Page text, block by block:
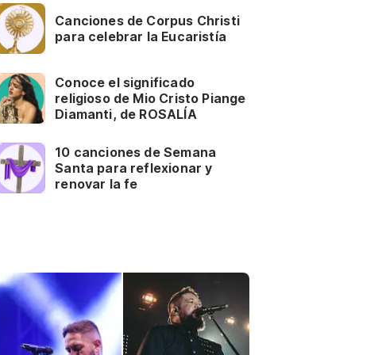
Canciones de Corpus Christi
para celebrar la Eucaristía
Conoce el significado
religioso de Mio Cristo Piange
Diamanti, de ROSALÍA
10 canciones de Semana
Santa para reflexionar y
renovar la fe